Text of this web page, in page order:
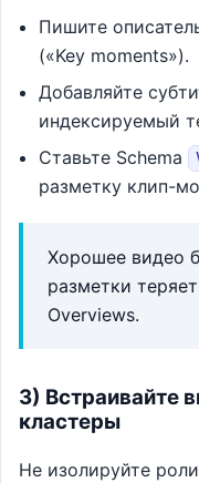
Пишите
(«Key moments»).
Добавляйте
индексируемый
Ставьте Schema
разметку клип-
Хорошее видео
разметки
Overviews.
3) Встраивайте
кластеры
Не изолируйте